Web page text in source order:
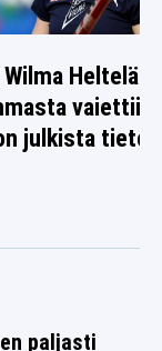
Heltelän
vaiettiin
julkista tietoa
paljasti